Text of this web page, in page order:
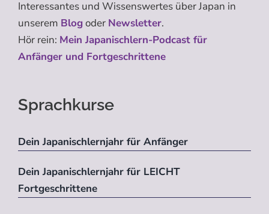
Interessantes und Wissenswertes über Japan in
unserem Blogoder Newsletter.
Hör rein: Mein Japanischlern-Podcast für
Anfänger und Fortgeschrittene
Sprachkurse
Dein Japanischlernjahr für Anfänger
Dein Japanischlernjahr für LEICHT
Fortgeschrittene